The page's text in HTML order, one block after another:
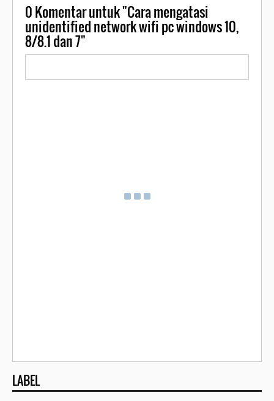
0Komentar untuk "Cara mengatasi
unidentified network wifi pc windows 10,
8/8.1 dan 7"
LABEL